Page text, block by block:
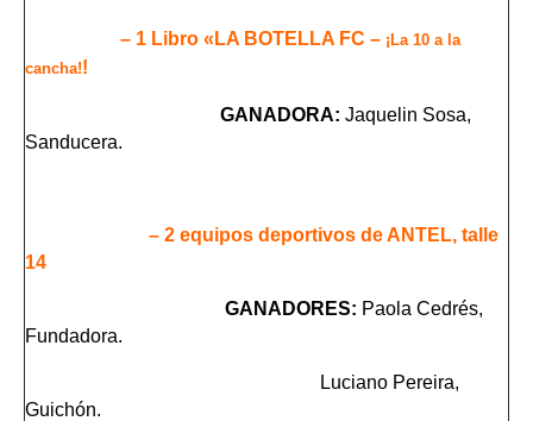
– 1 Libro «LA BOTELLA FC – ¡La 10 a la
cancha!!
GANADORA: Jaquelin Sosa,
Sanducera.
– 2 equipos deportivos de ANTEL, talle
14
GANADORES: Paola Cedrés,
Fundadora.
Luciano Pereira,
Guichón.